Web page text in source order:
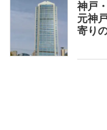
神戸
元神
寄り